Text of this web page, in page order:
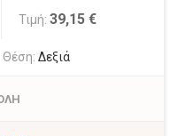
Τιμή: 39,15 €
Θέση: Δεξιά